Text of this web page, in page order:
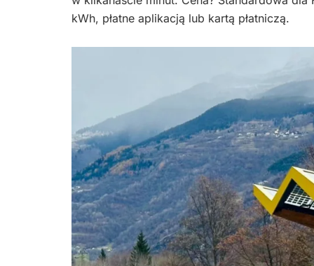
kWh, płatne aplikacją lub kartą płatniczą.